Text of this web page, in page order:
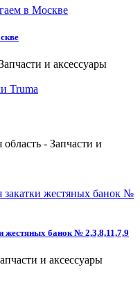
и аксессуары
область - Запчасти и
жестяных банок № 2,3,8,11,7,9
и аксессуары